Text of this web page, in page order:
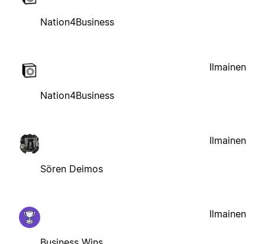
Nation4Business
Nation4Business
Ilmainen
Sören Deimos
Ilmainen
Ilmainen